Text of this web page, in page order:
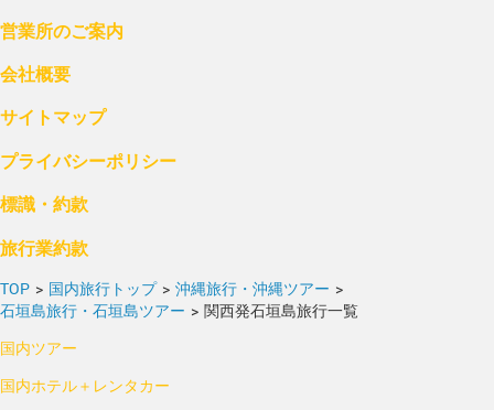
営業所のご案内
会社概要
サイトマップ
プライバシーポリシー
標識・約款
旅行業約款
TOP > 国内旅行トップ > 沖縄旅行・沖縄ツアー >
石垣島旅行・石垣島ツアー > 関西発石垣島旅行一覧
国内ツアー
国内ホテル＋レンタカー